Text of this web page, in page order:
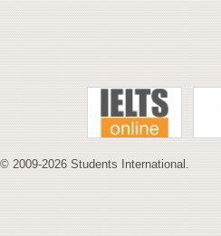
© 2009-2026 Students International.